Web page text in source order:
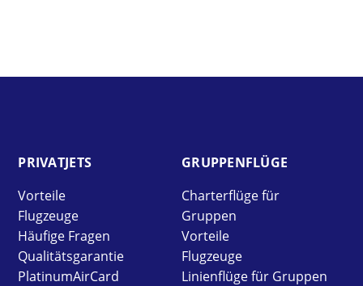
PRIVAT­JETS
Vorteile
Flugzeuge
Häufige Fragen
Qualitätsgarantie
PlatinumAirCard
GRUPPEN­FLÜGE
Charterflüge für
Gruppen
Vorteile
Flugzeuge
Linienflüge für Gruppen